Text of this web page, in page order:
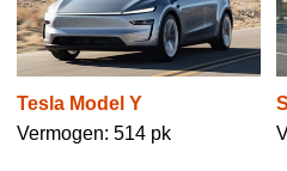
Tesla Model Y
Vermogen: 514 pk